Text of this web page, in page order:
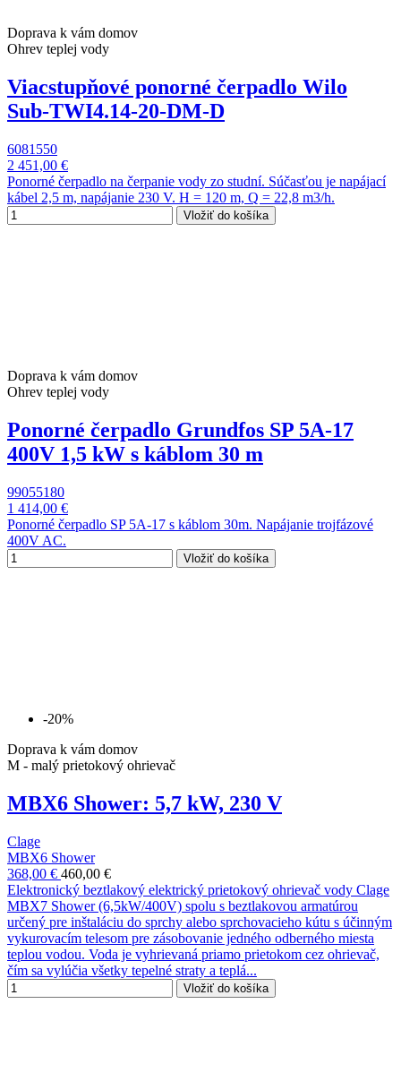
Doprava k vám domov
Ohrev teplej vody
Viacstupňové ponorné čerpadlo Wilo
Sub-TWI4.14-20-DM-D
6081550
2 451,00 €
Ponorné čerpadlo na čerpanie vody zo studní. Súčasťou je napájací
kábel 2,5 m, napájanie 230 V. H = 120 m, Q = 22,8 m3/h.
Vložiť do košíka
Doprava k vám domov
Ohrev teplej vody
Ponorné čerpadlo Grundfos SP 5A-17
400V 1,5 kW s káblom 30 m
99055180
1 414,00 €
Ponorné čerpadlo SP 5A-17 s káblom 30m. Napájanie trojfázové
400V AC.
Vložiť do košíka
-20%
Doprava k vám domov
M - malý prietokový ohrievač
MBX6 Shower: 5,7 kW, 230 V
Clage
MBX6 Shower
368,00 € 460,00 €
Elektronický beztlakový elektrický prietokový ohrievač vody Clage
MBX7 Shower (6,5kW/400V) spolu s beztlakovou armatúrou
určený pre inštaláciu do sprchy alebo sprchovacieho kútu s účinným
vykurovacím telesom pre zásobovanie jedného odberného miesta
teplou vodou. Voda je vyhrievaná priamo prietokom cez ohrievač,
čím sa vylúčia všetky tepelné straty a teplá...
Vložiť do košíka